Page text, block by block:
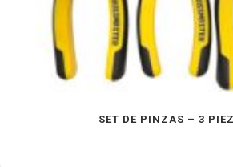
SET DE PINZAS – 3